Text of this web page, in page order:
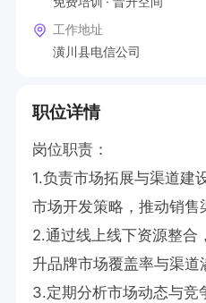
工作地址
潢川县电信公司
职位详情
岗位职责：
1.负责市场拓展与渠道建
市场开发策略，推动销售
2.通过线上线下资源整合
升品牌市场覆盖率与渠道
3.定期分析市场动态与竞